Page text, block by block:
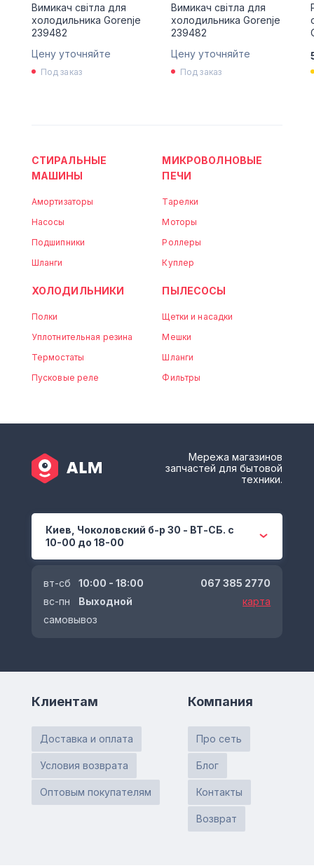
Вимикач світла для
холодильника Gorenje
239482
Цену уточняйте
Под заказ
Вимикач світла для
холодильника Gorenje
239482
Цену уточняйте
Под заказ
СТИРАЛЬНЫЕ
МАШИНЫ
Амортизаторы
Насосы
Подшипники
Шланги
МИКРОВОЛНОВЫЕ
ПЕЧИ
Тарелки
Моторы
Роллеры
Куплер
ХОЛОДИЛЬНИКИ
Полки
Уплотнительная резина
Термостаты
Пусковые реле
ПЫЛЕСОСЫ
Щетки и насадки
Мешки
Шланги
Фильтры
Мережа магазинов
запчастей для бытовой
техники.
Киев, Чоколовский б-р 30 - ВТ-СБ. с
10-00 до 18-00
вт-сб
10:00 - 18:00
вс-пн
Выходной
самовывоз
067 385 2770
карта
Клиентам
Доставка и оплата
Условия возврата
Оптовым покупателям
Компания
Про сеть
Блог
Контакты
Возврат